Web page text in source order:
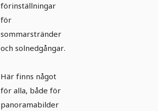
förinställningar
för
sommarstränder
och solnedgångar.
Här finns något
för alla, både för
panoramabilder